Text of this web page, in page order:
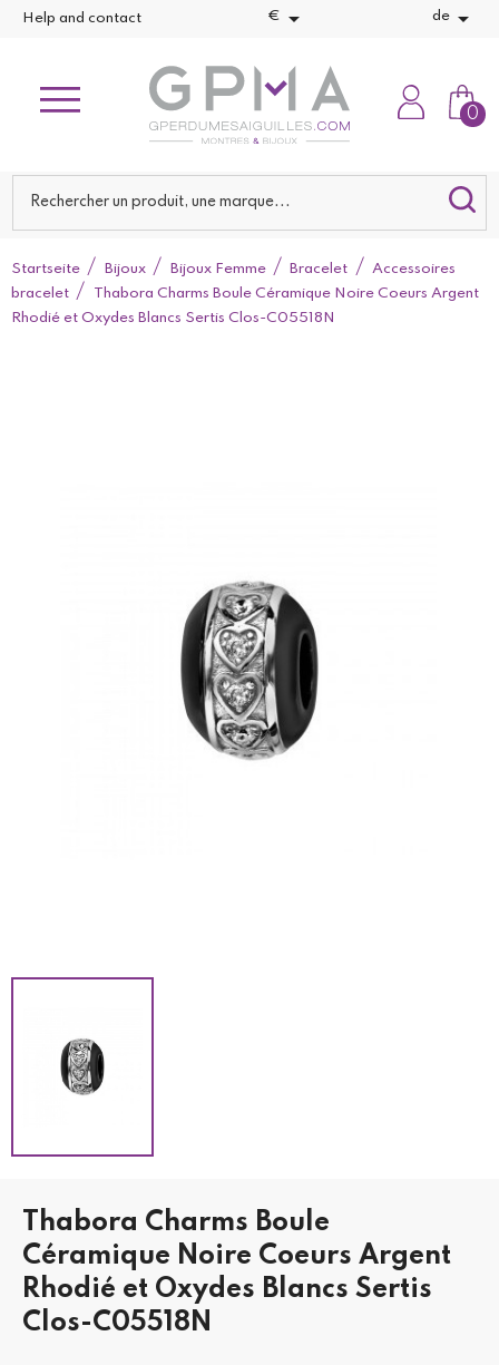
Help and contact €  de 
0
Startseite Bijoux Bijoux Femme Bracelet
Accessoires
bracelet
Thabora Charms Boule Céramique Noire Coeurs Argent
Rhodié et Oxydes Blancs Sertis Clos-C05518N
Thabora Charms Boule
Céramique Noire Coeurs Argent
Rhodié et Oxydes Blancs Sertis
Clos-C05518N